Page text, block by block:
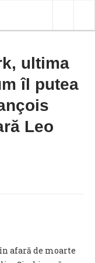
ultima
îl putea
Leo
afară de moarte